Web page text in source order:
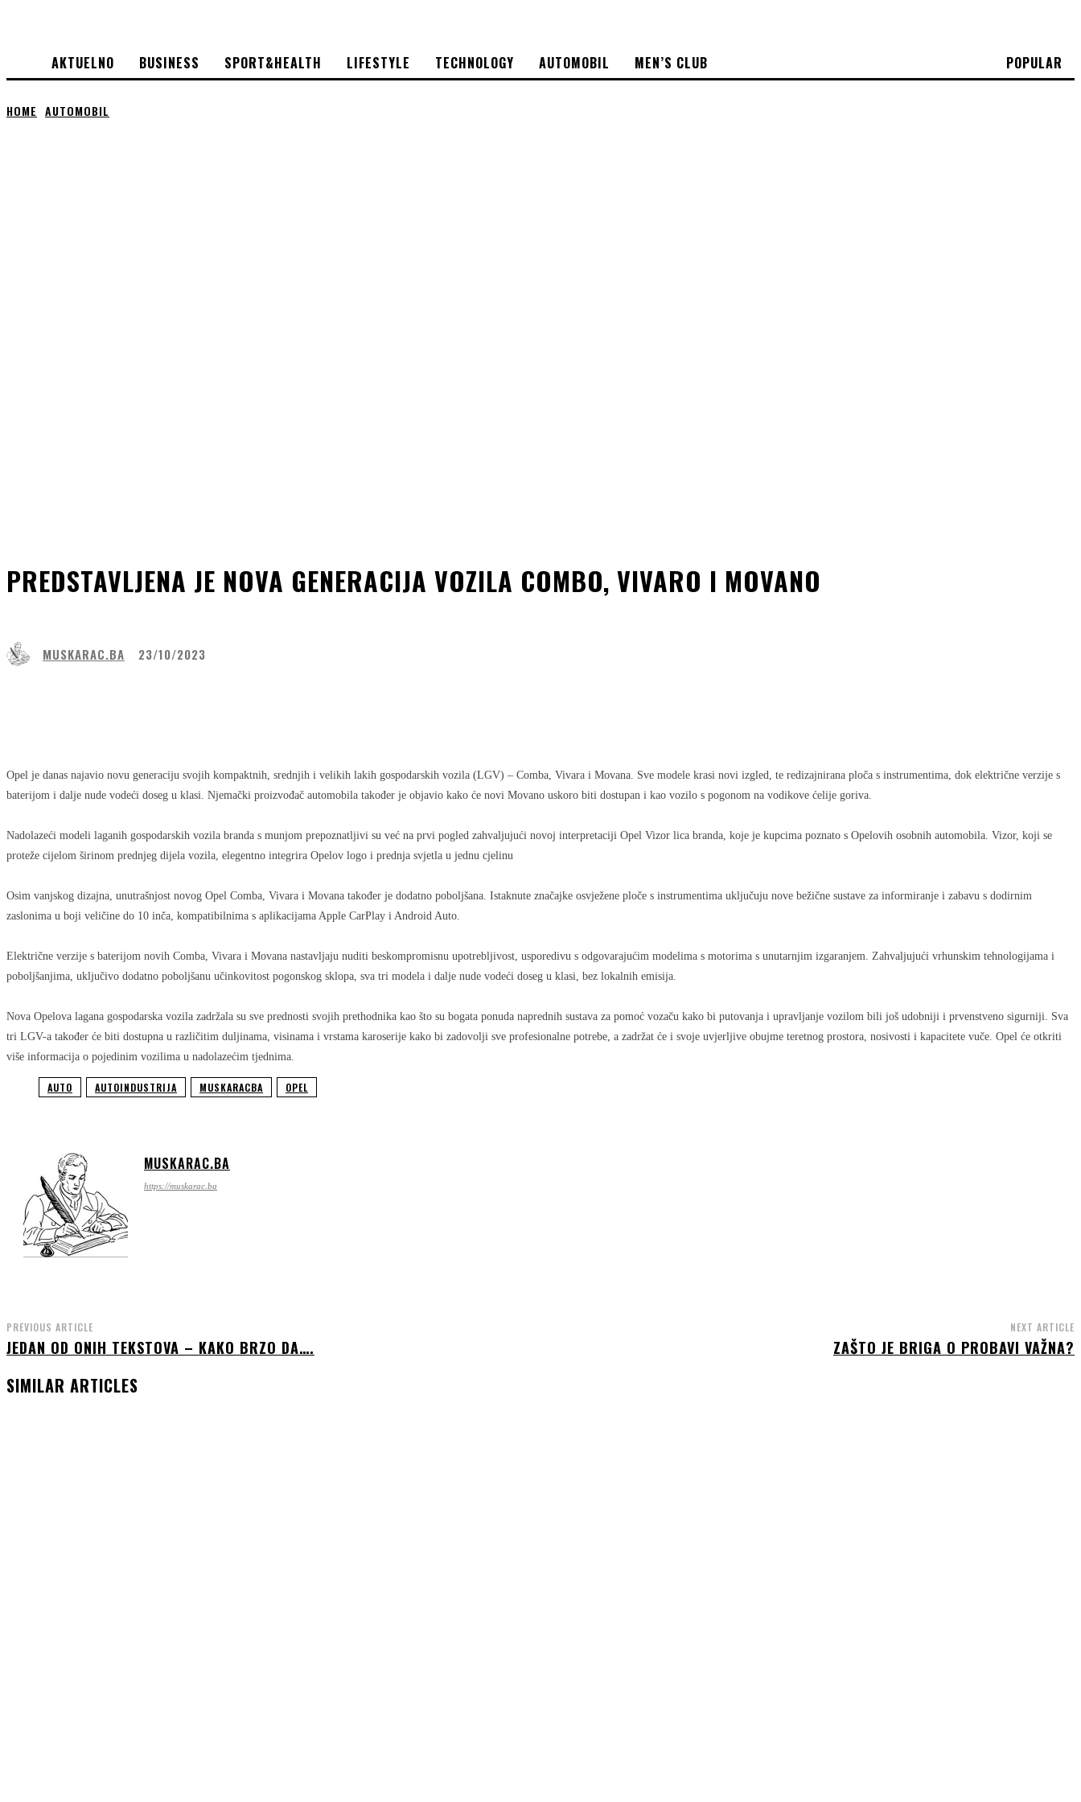
POPULAR
AKTUELNO BUSINESS SPORT&HEALTH LIFESTYLE TECHNOLOGY AUTOMOBIL MEN’S CLUB
HOME AUTOMOBIL
PREDSTAVLJENA JE NOVA GENERACIJA VOZILA COMBO, VIVARO I MOVANO
MUSKARAC.BA 23/10/2023
Opel je danas najavio novu generaciju svojih kompaktnih, srednjih i velikih lakih gospodarskih vozila (LGV) – Comba, Vivara i Movana. Sve modele krasi novi izgled, te redizajnirana ploča s instrumentima, dok električne verzije s
baterijom i dalje nude vodeći doseg u klasi. Njemački proizvođač automobila također je objavio kako će novi Movano uskoro biti dostupan i kao vozilo s pogonom na vodikove ćelije goriva.
Nadolazeći modeli laganih gospodarskih vozila branda s munjom prepoznatljivi su već na prvi pogled zahvaljujući novoj interpretaciji Opel Vizor lica branda, koje je kupcima poznato s Opelovih osobnih automobila. Vizor, koji se
proteže cijelom širinom prednjeg dijela vozila, elegentno integrira Opelov logo i prednja svjetla u jednu cjelinu
Osim vanjskog dizajna, unutrašnjost novog Opel Comba, Vivara i Movana također je dodatno poboljšana. Istaknute značajke osvježene ploče s instrumentima uključuju nove bežične sustave za informiranje i zabavu s dodirnim
zaslonima u boji veličine do 10 inča, kompatibilnima s aplikacijama Apple CarPlay i Android Auto.
Električne verzije s baterijom novih Comba, Vivara i Movana nastavljaju nuditi beskompromisnu upotrebljivost, usporedivu s odgovarajućim modelima s motorima s unutarnjim izgaranjem. Zahvaljujući vrhunskim tehnologijama i
poboljšanjima, uključivo dodatno poboljšanu učinkovitost pogonskog sklopa, sva tri modela i dalje nude vodeći doseg u klasi, bez lokalnih emisija.
Nova Opelova lagana gospodarska vozila zadržala su sve prednosti svojih prethodnika kao što su bogata ponuda naprednih sustava za pomoć vozaču kako bi putovanja i upravljanje vozilom bili još udobniji i prvenstveno sigurniji. Sva
tri LGV-a također će biti dostupna u različitim duljinama, visinama i vrstama karoserije kako bi zadovolji sve profesionalne potrebe, a zadržat će i svoje uvjerljive obujme teretnog prostora, nosivosti i kapacitete vuče. Opel će otkriti
više informacija o pojedinim vozilima u nadolazećim tjednima.
AUTO AUTOINDUSTRIJA MUSKARACBA OPEL
MUSKARAC.BA
https://muskarac.ba
PREVIOUS ARTICLE
JEDAN OD ONIH TEKSTOVA – KAKO BRZO DA….
NEXT ARTICLE
ZAŠTO JE BRIGA O PROBAVI VAŽNA?
SIMILAR ARTICLES